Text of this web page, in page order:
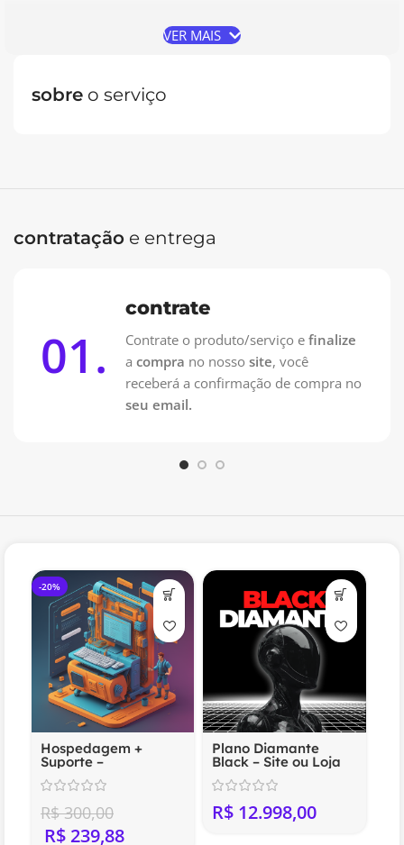
as etapas do desenvolvimento e receba do seu jeito.
Oferta Especial: Vai pagar no PIX?
VER MAIS
sobre o serviço
contratação e entrega
01.
contrate
Contrate o produto/serviço efinalize
acompra no nossosite, você
receberá a confirmação de compra no
seu email.
-20%
Hospedagem +
Suporte –
Compartilhada
(Anual)
R$300,00
R$ 239,88
Plano Diamante
Black – Site ou Loja
Virtual Profissional
R$